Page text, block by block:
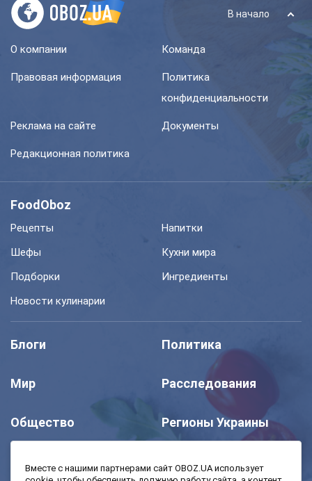
В начало
О компании Команда
Правовая информация
Политика
конфиденциальности
Реклама на сайте Документы
Редакционная политика
FoodOboz
Рецепты
Напитки
Шефы
Кухни мира
Подборки
Ингредиенты
Новости кулинарии
Блоги Политика
Мир Расследования
Общество Регионы Украины
Вместе с нашими партнерами сайт OBOZ.UA использует